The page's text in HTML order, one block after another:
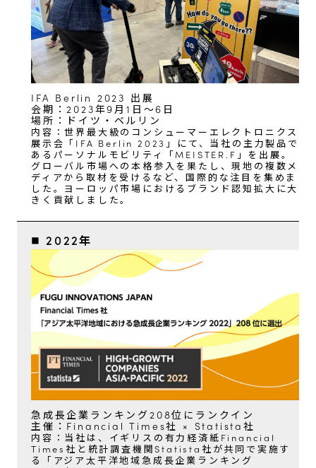
IFA Berlin 2023 出展
会期：2023年9月1日～6日
場所：ドイツ・ベルリン
内容：世界最大級のコンシューマーエレクトロニクス
展示会「IFA Berlin 2023」にて、当社の主力製品で
あるパーソナルモビリティ「MEISTER.F」を出展。
グローバル市場への本格参入を果たし、現地の複数メ
ディアから取材を受けるなど、国際的な注目を集めま
した。ヨーロッパ市場におけるブランド認知拡大に大
きく貢献しました。
■ 2022年
急成長企業ランキング208位にランクイン
主催：Financial Times社 × Statista社
内容：当社は、イギリスの有力経済紙Financial
Times社と統計調査機関Statista社が共同で実施す
る「アジア太平洋地域急成長企業ランキング